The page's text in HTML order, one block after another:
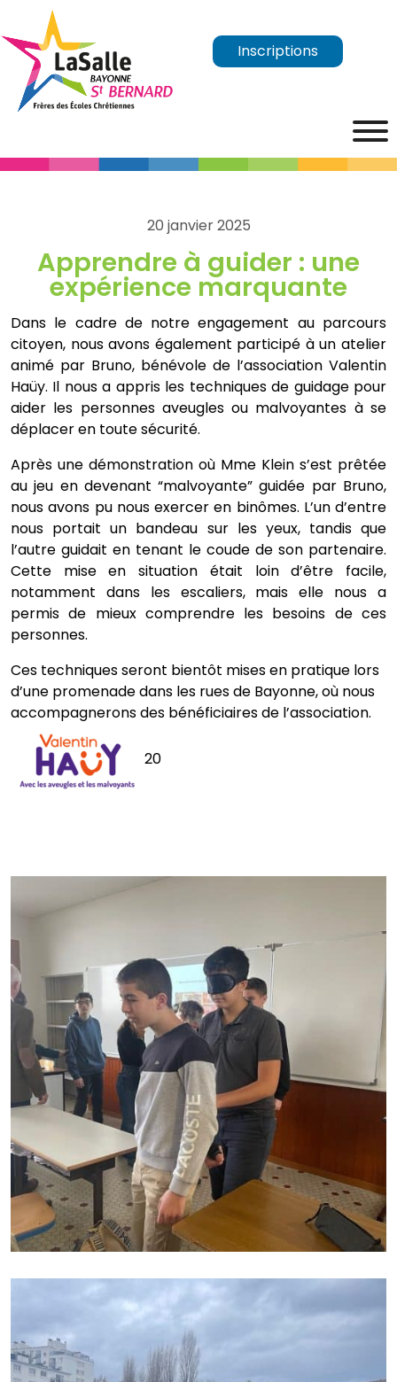
Inscriptions
20 janvier 2025
Apprendre à guider : une
expérience marquante
Dans le cadre de notre engagement au parcours
citoyen, nous avons également participé à un atelier
animé par Bruno, bénévole de l’association Valentin
Haüy. Il nous a appris les techniques de guidage pour
aider les personnes aveugles ou malvoyantes à se
déplacer en toute sécurité.
Après une démonstration où Mme Klein s’est prêtée
au jeu en devenant “malvoyante” guidée par Bruno,
nous avons pu nous exercer en binômes. L’un d’entre
nous portait un bandeau sur les yeux, tandis que
l’autre guidait en tenant le coude de son partenaire.
Cette mise en situation était loin d’être facile,
notamment dans les escaliers, mais elle nous a
permis de mieux comprendre les besoins de ces
personnes.
Ces techniques seront bientôt mises en pratique lors
d’une promenade dans les rues de Bayonne, où nous
accompagnerons des bénéficiaires de l’association.
20